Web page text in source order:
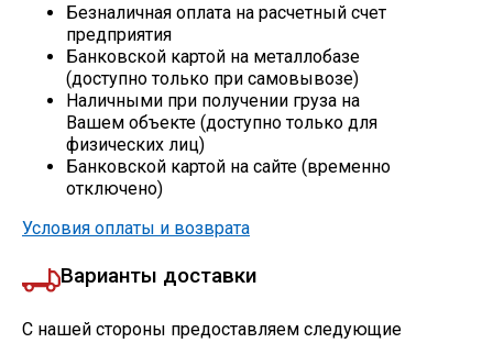
Нержавейка
Алюминиевый прокат
Безналичная оплата на расчетный счет
предприятия
Банковской картой на металлобазе
(доступно только при самовывозе)
Наличными при получении груза на
Вашем объекте (доступно только для
физических лиц)
Банковской картой на сайте (временно
отключено)
Условия оплаты и возврата
Варианты доставки
С нашей стороны предоставляем следующие